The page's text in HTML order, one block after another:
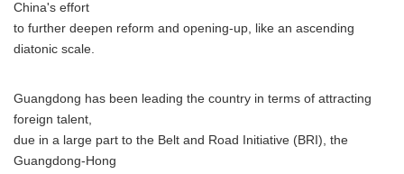
China's effort
to further deepen reform and opening-up, like an ascending
diatonic scale.
Guangdong has been leading the country in terms of attracting
foreign talent,
due in a large part to the Belt and Road Initiative (BRI), the
Guangdong-Hong